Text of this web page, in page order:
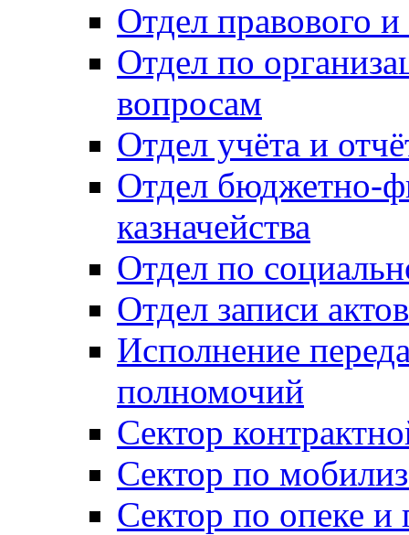
Отдел правового
Отдел по
вопросам
Отдел учёта и
Отдел бюджетно-
казначейства
Отдел по
Отдел записи
Исполнение
полномочий
Сектор
Сектор по
Сектор по опеке и